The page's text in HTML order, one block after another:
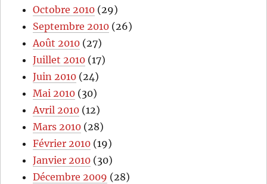
Octobre 2010 (29)
Septembre 2010 (26)
Août 2010 (27)
Juillet 2010 (17)
Juin 2010 (24)
Mai 2010 (30)
Avril 2010 (12)
Mars 2010 (28)
Février 2010 (19)
Janvier 2010 (30)
Décembre 2009 (28)